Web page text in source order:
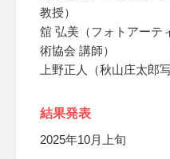
教授）
舘 弘美（フォトアーテ
術協会 講師）
上野正人（秋山庄太郎
結果発表
2025年10月上旬